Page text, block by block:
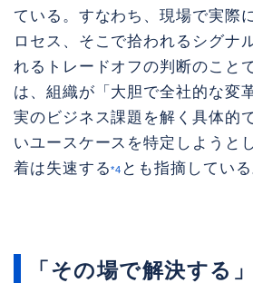
ている。すなわち、現場で実際
ロセス、そこで拾われるシグナ
れるトレードオフの判断のこと
は、組織が「大胆で全社的な変
実のビジネス課題を解く具体的
いユースケースを特定しようと
着は失速する*4 とも指摘している
「その場で解決する